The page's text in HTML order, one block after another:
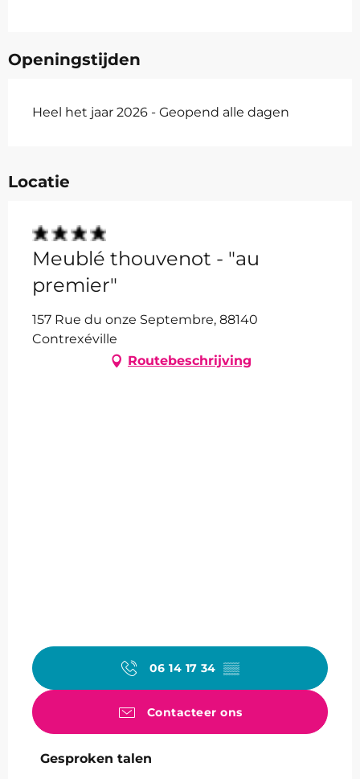
Openingstijden
Heel het jaar 2026 - Geopend alle dagen
Locatie
Meublé thouvenot - "au
premier"
157 Rue du onze Septembre, 88140
Contrexéville
Routebeschrijving
06 14 17 34 ▒▒
Contacteer ons
Gesproken talen
Gesproken talen